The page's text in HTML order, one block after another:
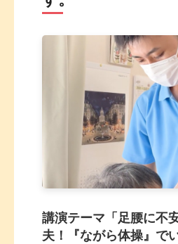
講演テーマ「足腰に不
夫！『ながら体操』で